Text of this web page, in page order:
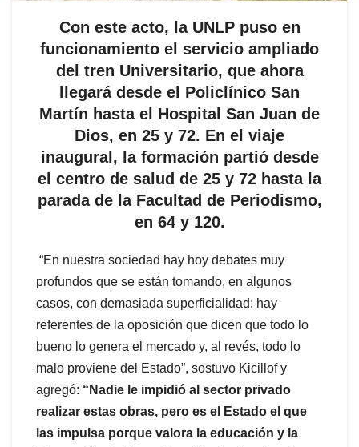
Con este acto, la UNLP puso en
funcionamiento el servicio ampliado
del tren Universitario, que ahora
llegará desde el Policlínico San
Martín hasta el Hospital San Juan de
Dios, en 25 y 72. En el viaje
inaugural, la formación partió desde
el centro de salud de 25 y 72 hasta la
parada de la Facultad de Periodismo,
en 64 y 120.
“En nuestra sociedad hay hoy debates muy
profundos que se están tomando, en algunos
casos, con demasiada superficialidad: hay
referentes de la oposición que dicen que todo lo
bueno lo genera el mercado y, al revés, todo lo
malo proviene del Estado”, sostuvo Kicillof y
agregó: “Nadie le impidió al sector privado
realizar estas obras, pero es el Estado el que
las impulsa porque valora la educación y la